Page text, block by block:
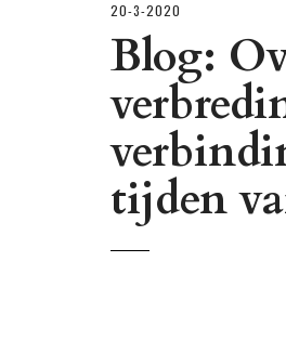
20-3-2020
Blog:
tijden